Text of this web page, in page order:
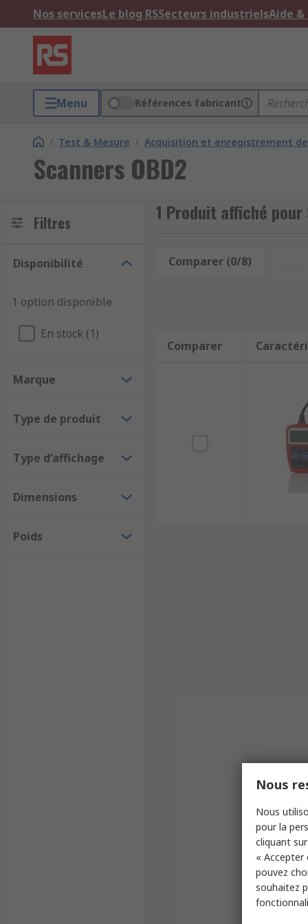
Nos servicesLe blog RSSecteurs industrielsAide
Menu Références fabricant
/ Test & Mesure / Acquisition et enregistrement
Scanners OBD2
Filtres
Disponibilité
1 option disponible
En stock (1)
Marque
Type de produit
Type d'affichage
Dimensions
Poids
1 Produit affiché pour
Comparer (0/8)
Comparer
Nous
Nous
pour la
cliquant sur
«
pouvez
souhaitez